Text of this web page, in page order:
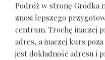
Podróż w stronę Gródka
znosi lepszego
centrum. Trochę inaczej
adres, a inaczej kurs
jest dokładność adresu i